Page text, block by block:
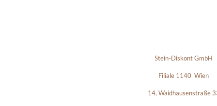
Stein-Diskont GmbH
Filiale 1140 Wien
14, Waidhausenstraße